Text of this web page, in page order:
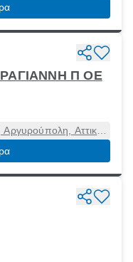
Π ΟΕ
Αττική,